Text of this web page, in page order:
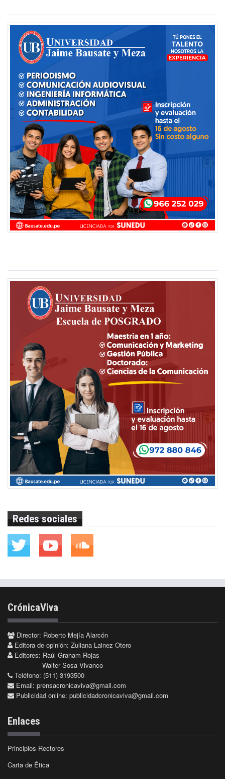
Redes sociales
CrónicaViva
Director: Roberto Mejía Alarcón
Editora de opinión: Zuliana Lainez Otero
Editores: Raúl Graham Rojas
Walter Sosa Vivanco
Teléfono: (511) 3193500
Email: prensacronicaviva@gmail.com
Publicidad online: publicidadcronicaviva@gmail.com
Enlaces
Principios Rectores
Carta de Ética